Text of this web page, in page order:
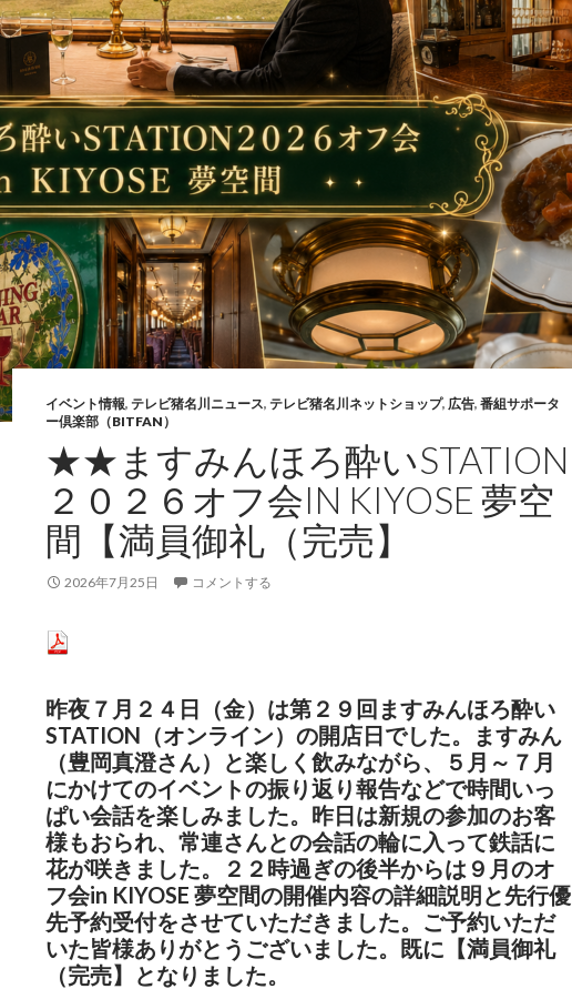
イベント情報, テレビ猪名川ニュース, テレビ猪名川ネットショップ, 広告, 番組サポータ
ー倶楽部（BITFAN）
★★ますみんほろ酔いSTATION
２０２６オフ会IN KIYOSE 夢空
間【満員御礼（完売】
2026年7月25日 コメントする
昨夜７月２４日（金）は第２９回ますみんほろ酔い
STATION（オンライン）の開店日でした。ますみん
（豊岡真澄さん）と楽しく飲みながら、５月～７月
にかけてのイベントの振り返り報告などで時間いっ
ぱい会話を楽しみました。昨日は新規の参加のお客
様もおられ、常連さんとの会話の輪に入って鉄話に
花が咲きました。２２時過ぎの後半からは９月のオ
フ会in KIYOSE 夢空間の開催内容の詳細説明と先行優
先予約受付をさせていただきました。ご予約いただ
いた皆様ありがとうございました。既に【満員御礼
（完売】となりました。